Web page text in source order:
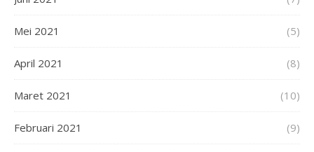
Mei 2021 (5)
April 2021 (8)
Maret 2021 (10)
Februari 2021 (9)